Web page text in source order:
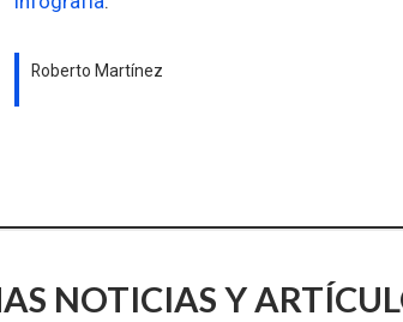
Roberto Martínez
NOTICIAS Y